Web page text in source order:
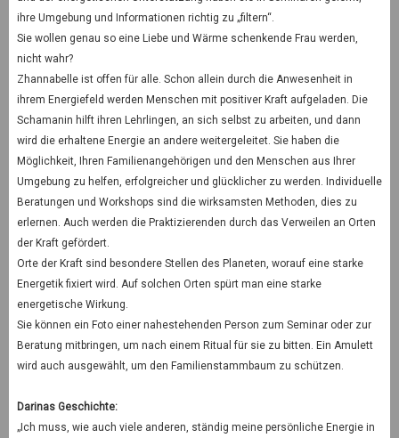
ihre Umgebung und Informationen richtig zu „filtern“.
Sie wollen genau so eine Liebe und Wärme schenkende Frau werden,
nicht wahr?
Zhannabelle ist offen für alle. Schon allein durch die Anwesenheit in
ihrem Energiefeld werden Menschen mit positiver Kraft aufgeladen. Die
Schamanin hilft ihren Lehrlingen, an sich selbst zu arbeiten, und dann
wird die erhaltene Energie an andere weitergeleitet. Sie haben die
Möglichkeit, Ihren Familienangehörigen und den Menschen aus Ihrer
Umgebung zu helfen, erfolgreicher und glücklicher zu werden. Individuelle
Beratungen und Workshops sind die wirksamsten Methoden, dies zu
erlernen. Auch werden die Praktizierenden durch das Verweilen an Orten
der Kraft gefördert.
Orte der Kraft sind besondere Stellen des Planeten, worauf eine starke
Energetik fixiert wird. Auf solchen Orten spürt man eine starke
energetische Wirkung.
Sie können ein Foto einer nahestehenden Person zum Seminar oder zur
Beratung mitbringen, um nach einem Ritual für sie zu bitten. Ein Amulett
wird auch ausgewählt, um den Familienstammbaum zu schützen.
Darinas Geschichte:
„Ich muss, wie auch viele anderen, ständig meine persönliche Energie in